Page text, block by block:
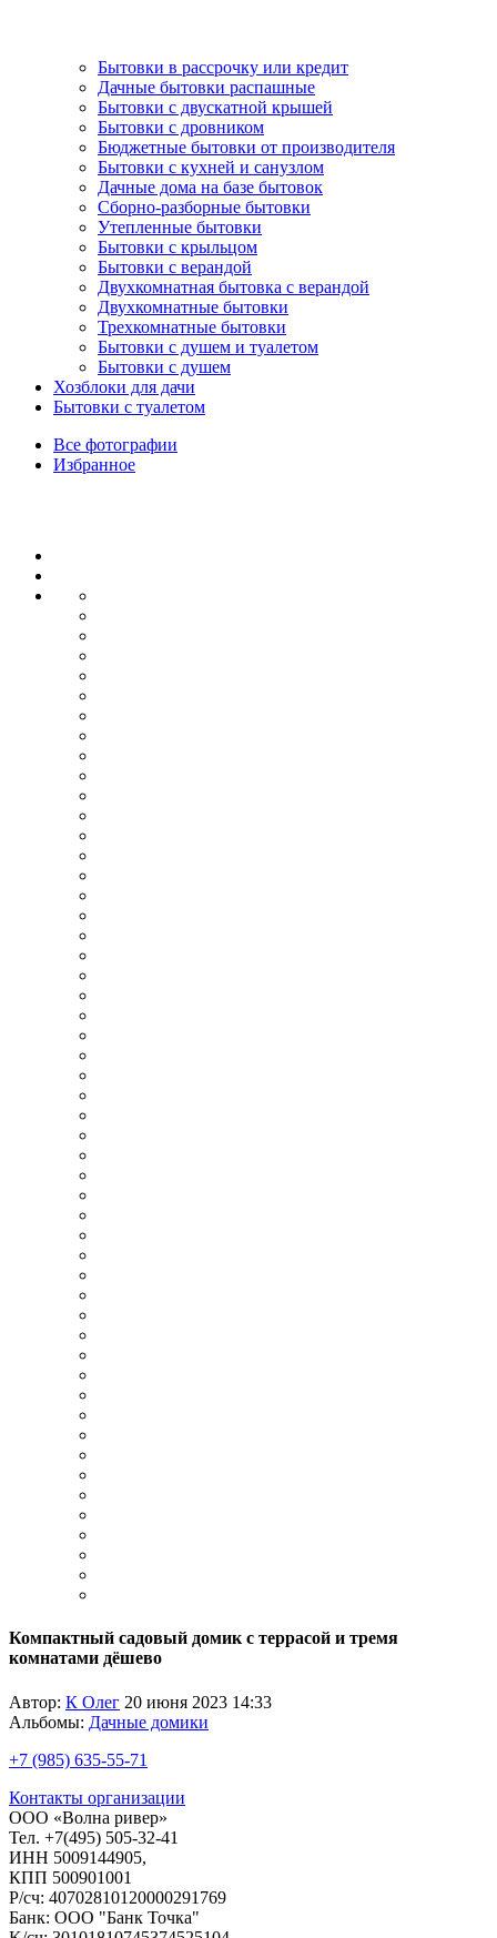
Бытовки в рассрочку или кредит
Дачные бытовки распашные
Бытовки с двускатной крышей
Бытовки с дровником
Бюджетные бытовки от производителя
Бытовки с кухней и санузлом
Дачные дома на базе бытовок
Сборно-разборные бытовки
Утепленные бытовки
Бытовки с крыльцом
Бытовки с верандой
Двухкомнатная бытовка с верандой
Двухкомнатные бытовки
Трехкомнатные бытовки
Бытовки с душем и туалетом
Бытовки с душем
Хозблоки для дачи
Бытовки с туалетом
Все фотографии
Избранное
Компактный садовый домик с террасой и тремя
комнатами дёшево
Автор: К Олег 20 июня 2023 14:33
Альбомы: Дачные домики
+7 (985) 635-55-71
Контакты организации
ООО «Волна ривер»
Тел. +7(495) 505-32-41
ИНН 5009144905,
КПП 500901001
P/cч: 40702810120000291769
Банк: ООО "Банк Точка"